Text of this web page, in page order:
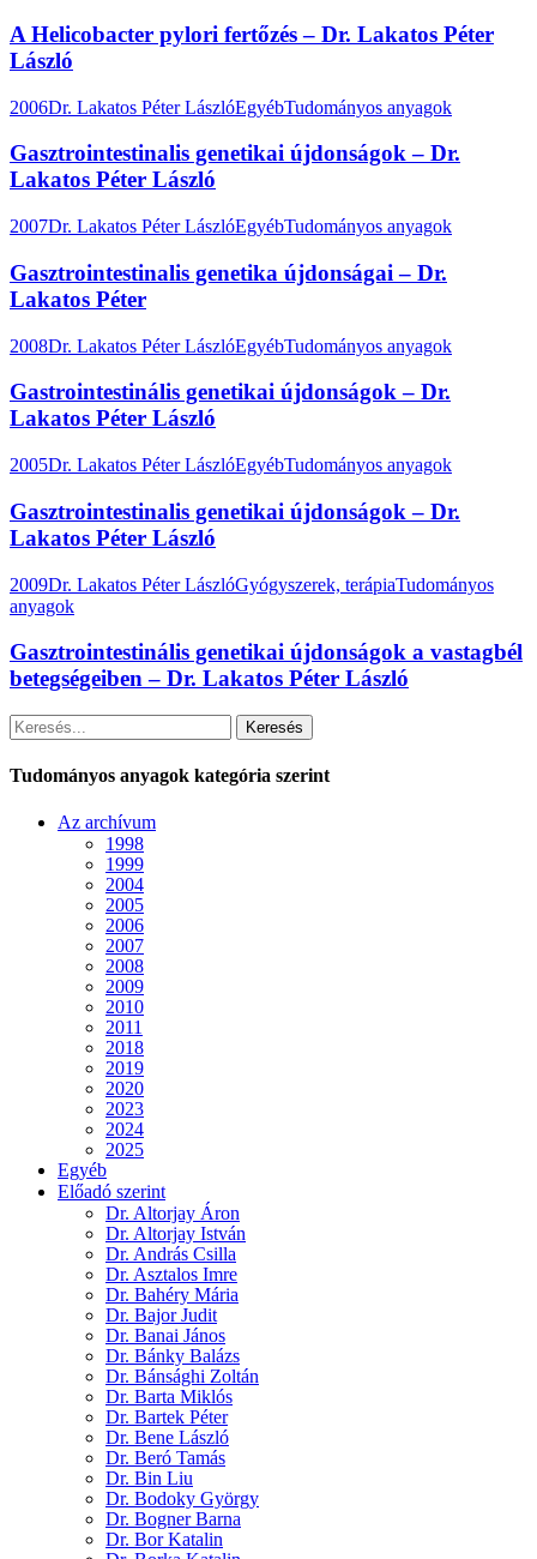
A Helicobacter pylori fertőzés – Dr. Lakatos Péter
László
2006Dr. Lakatos Péter LászlóEgyébTudományos anyagok
Gasztrointestinalis genetikai újdonságok – Dr.
Lakatos Péter László
2007Dr. Lakatos Péter LászlóEgyébTudományos anyagok
Gasztrointestinalis genetika újdonságai – Dr.
Lakatos Péter
2008Dr. Lakatos Péter LászlóEgyébTudományos anyagok
Gastrointestinális genetikai újdonságok – Dr.
Lakatos Péter László
2005Dr. Lakatos Péter LászlóEgyébTudományos anyagok
Gasztrointestinalis genetikai újdonságok – Dr.
Lakatos Péter László
2009Dr. Lakatos Péter LászlóGyógyszerek, terápiaTudományos
anyagok
Gasztrointestinális genetikai újdonságok a vastagbél
betegségeiben – Dr. Lakatos Péter László
Keresés
Tudományos anyagok kategória szerint
Az archívum
1998
1999
2004
2005
2006
2007
2008
2009
2010
2011
2018
2019
2020
2023
2024
2025
Egyéb
Előadó szerint
Dr. Altorjay Áron
Dr. Altorjay István
Dr. András Csilla
Dr. Asztalos Imre
Dr. Bahéry Mária
Dr. Bajor Judit
Dr. Banai János
Dr. Bánky Balázs
Dr. Bánsághi Zoltán
Dr. Barta Miklós
Dr. Bartek Péter
Dr. Bene László
Dr. Beró Tamás
Dr. Bin Liu
Dr. Bodoky György
Dr. Bogner Barna
Dr. Bor Katalin